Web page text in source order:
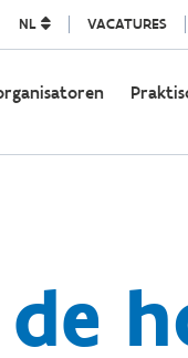
NL VACATURES